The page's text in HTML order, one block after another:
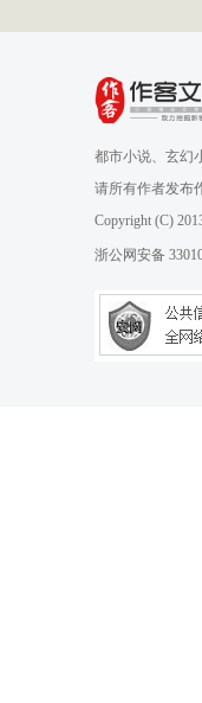
都市小说、玄幻
请所有作者发布
Copyright (C)
浙公网安备